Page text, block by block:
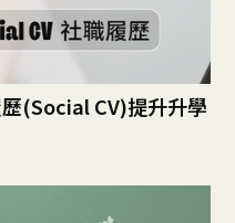
(Social CV)提升升學